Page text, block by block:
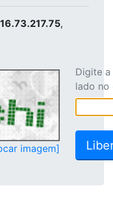
,
imagem]
Digite
lado no